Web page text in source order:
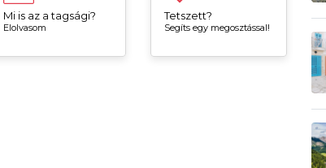
Mi is az a tagsági?
Elolvasom
Tetszett?
Segíts egy megosztással!